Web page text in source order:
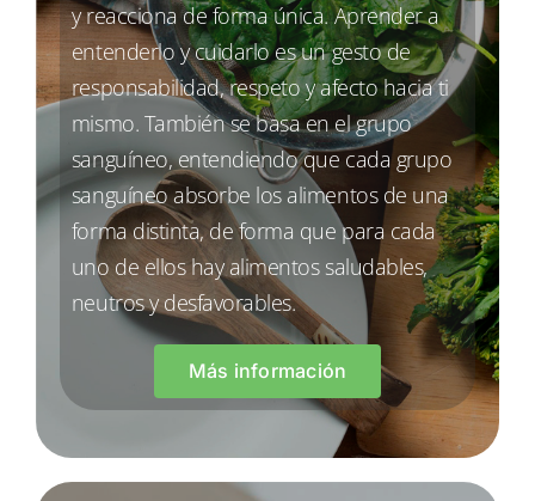
y reacciona de forma única. Aprender a
entenderlo y cuidarlo es un gesto de
responsabilidad, respeto y afecto hacia ti
mismo. También se basa en el grupo
sanguíneo, entendiendo que cada grupo
sanguíneo absorbe los alimentos de una
forma distinta, de forma que para cada
uno de ellos hay alimentos saludables,
neutros y desfavorables.
Más información